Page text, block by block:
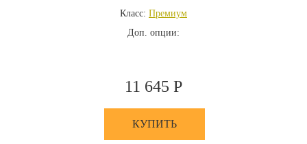
Класс: Премиум
Доп. опции:
11 645 Р
КУПИТЬ